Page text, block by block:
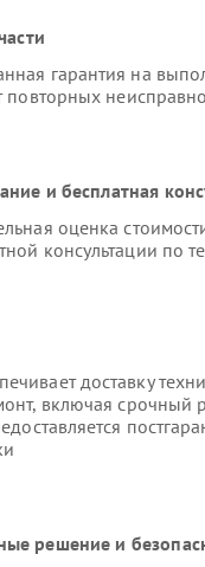
гарантия на
повторных
и бесплатная
оценка
консультации по
доставку
включая срочный
решение и